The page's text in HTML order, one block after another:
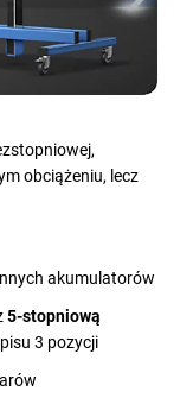
obciążeniu, lecz
akumulatorów
5-stopniową
3 pozycji